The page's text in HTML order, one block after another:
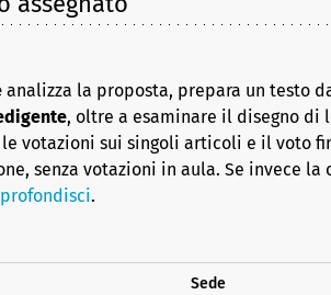
analizza la proposta, prepara un testo
, oltre a esaminare il disegno di
votazioni sui singoli articoli e il voto
senza votazioni in aula. Se invece la
.
Sede